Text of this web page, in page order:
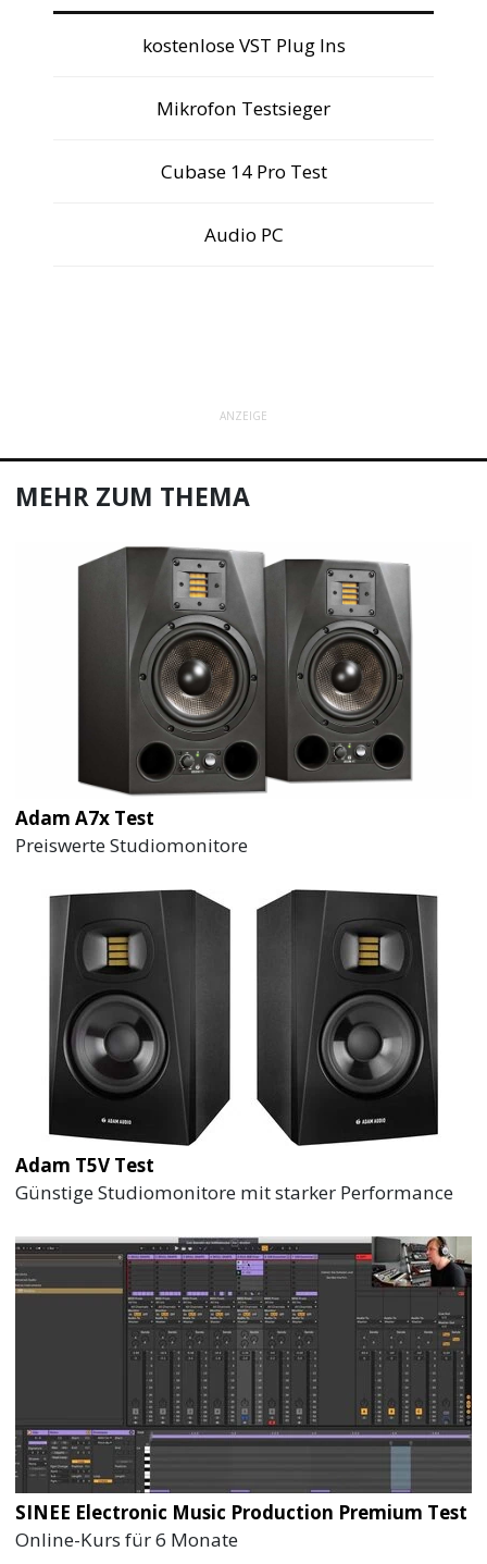
kostenlose VST Plug Ins
Mikrofon Testsieger
Cubase 14 Pro Test
Audio PC
ANZEIGE
MEHR ZUM THEMA
Adam A7x Test
Preiswerte Studiomonitore
Adam T5V Test
Günstige Studiomonitore mit starker Performance
SINEE Electronic Music Production Premium Test
Online-Kurs für 6 Monate